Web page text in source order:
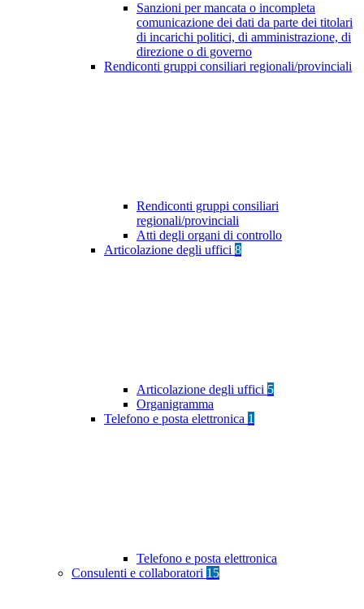
Sanzioni per mancata o incompleta
comunicazione dei dati da parte dei titolari
di incarichi politici, di amministrazione, di
direzione o di governo
Rendiconti gruppi consiliari regionali/provinciali
Rendiconti gruppi consiliari
regionali/provinciali
Atti degli organi di controllo
Articolazione degli uffici 8
Articolazione degli uffici 5
Organigramma
Telefono e posta elettronica 1
Telefono e posta elettronica
Consulenti e collaboratori 15